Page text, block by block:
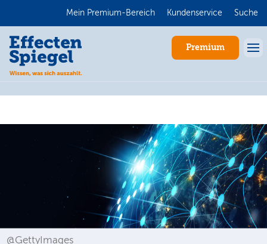
Mein Premium-Bereich Kundenservice Suche
Premium
@GettyImages
Anmelden